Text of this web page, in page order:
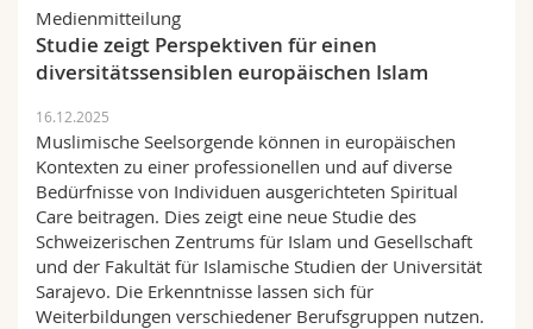
Math.-Nat. und Med. Fak.
Interfakultär
Mitarbeitende
Doktorierende
Webmail
Vorlesungsverzeichnis
MyUnifr
Medienmitteilung
Studie zeigt Perspektiven für einen
diversitätssensiblen europäischen Islam
16.12.2025
Muslimische Seelsorgende können in europäischen
Kontexten zu einer professionellen und auf diverse
Bedürfnisse von Individuen ausgerichteten Spiritual
Care beitragen. Dies zeigt eine neue Studie des
Schweizerischen Zentrums für Islam und Gesellschaft
und der Fakultät für Islamische Studien der Universität
Sarajevo. Die Erkenntnisse lassen sich für
Weiterbildungen verschiedener Berufsgruppen nutzen.